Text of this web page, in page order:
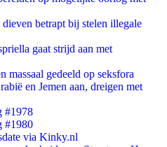
betrapt bij stelen illegale
gaat strijd aan met
massaal gedeeld op seksfora
en Jemen aan, dreigen met
#1978
#1980
via Kinky.nl